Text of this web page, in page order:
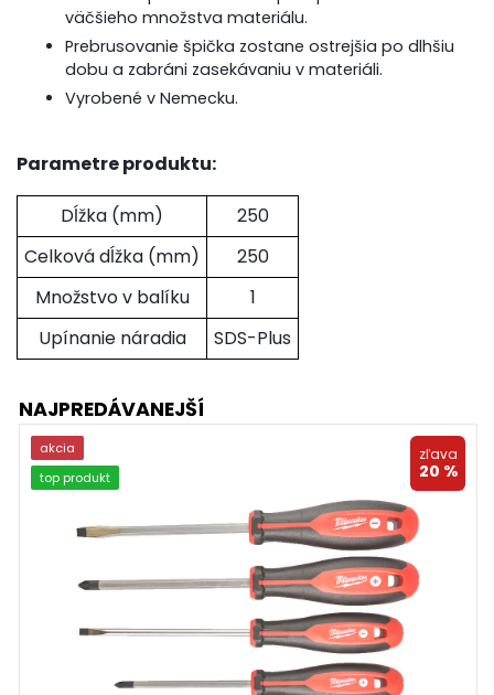
väčšieho množstva materiálu.
Prebrusovanie špička zostane ostrejšia po dlhšiu
dobu a zabráni zasekávaniu v materiáli.
Vyrobené v Nemecku.
Parametre produktu:
Dĺžka (mm)
250
Celková dĺžka (mm)
250
Množstvo v balíku
1
Upínanie náradia
SDS-Plus
NAJPREDÁVANEJŠÍ
akcia
top produkt
zľava
20 %